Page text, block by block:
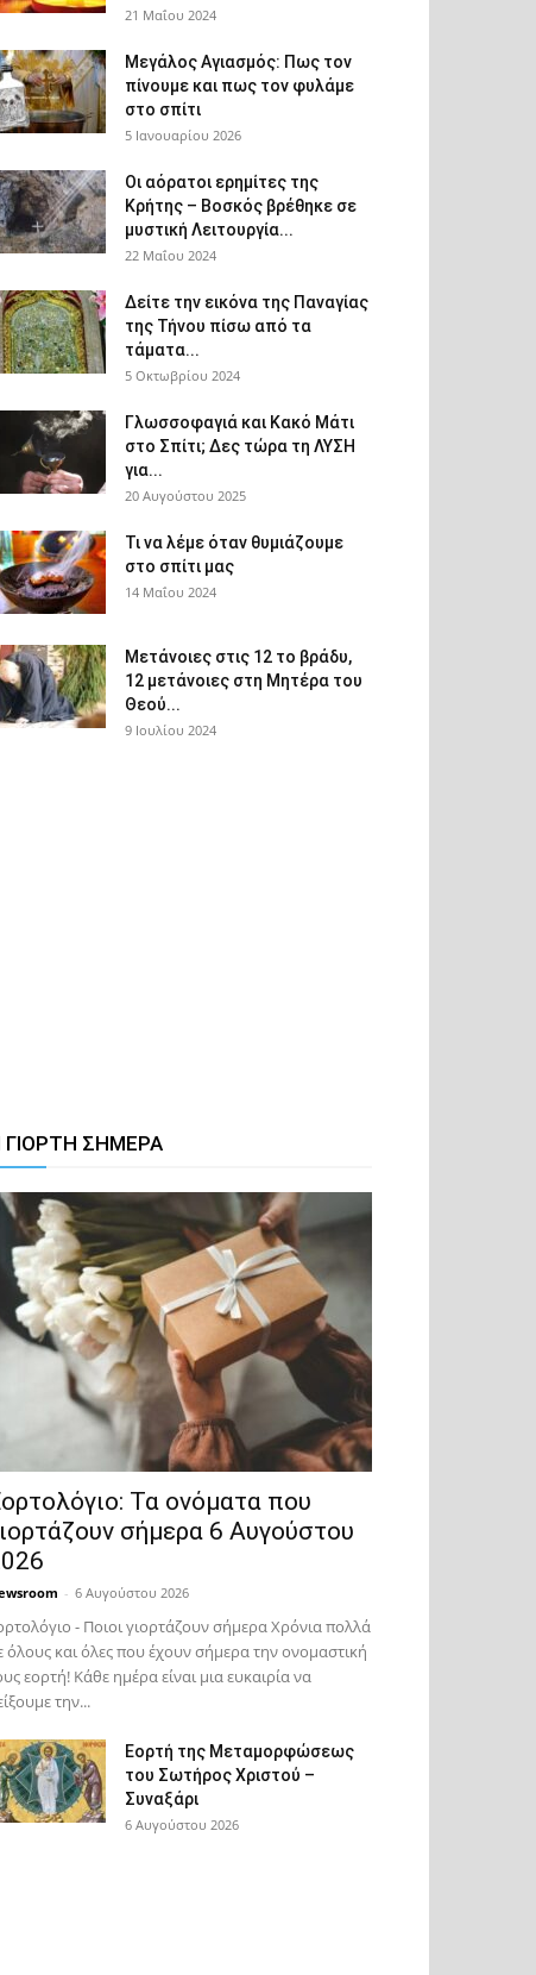
21 Μαΐου 2024
Μεγάλος Αγιασμός: Πως τον
πίνουμε και πως τον φυλάμε
στο σπίτι
5 Ιανουαρίου 2026
Οι αόρατοι ερημίτες της
Κρήτης – Βοσκός βρέθηκε σε
μυστική Λειτουργία...
22 Μαΐου 2024
Δείτε την εικόνα της Παναγίας
της Τήνου πίσω από τα
τάματα...
5 Οκτωβρίου 2024
Γλωσσοφαγιά και Κακό Μάτι
στο Σπίτι; Δες τώρα τη ΛΥΣΗ
για...
20 Αυγούστου 2025
Τι να λέμε όταν θυμιάζουμε
στο σπίτι μας
14 Μαΐου 2024
Μετάνοιες στις 12 το βράδυ,
12 μετάνοιες στη Μητέρα του
Θεού...
9 Ιουλίου 2024
ΓΙΟΡΤΗ ΣΗΜΕΡΑ
Τα ονόματα που
σήμερα 6 Αυγούστου
- 6 Αυγούστου 2026
- Ποιοι γιορτάζουν σήμερα Χρόνια πολλά
όλους και όλες που έχουν σήμερα την ονομαστική
εορτή! Κάθε ημέρα είναι μια ευκαιρία να
την...
Εορτή της Μεταμορφώσεως
του Σωτήρος Χριστού –
Συναξάρι
6 Αυγούστου 2026